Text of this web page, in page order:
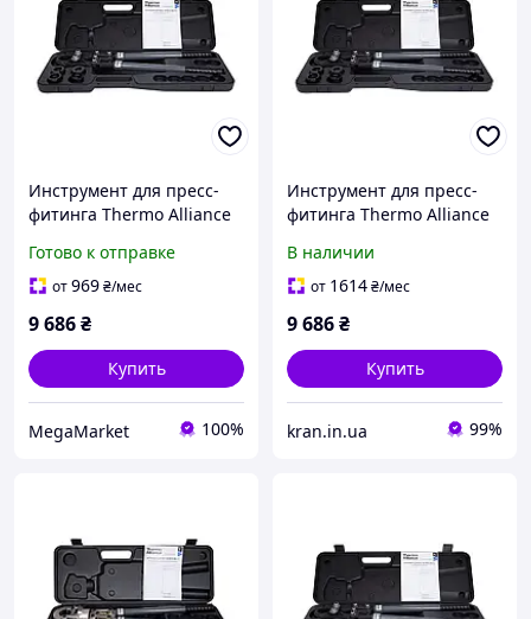
Инструмент для пресс-
фитинга Thermo Alliance
Готово к отправке
от969₴/мес
9 686₴
Купить
MegaMarket 100%
Инструмент для пресс-
фитинга Thermo Alliance
В наличии
от 1614₴/мес
9 686₴
Купить
kran.in.ua 99%